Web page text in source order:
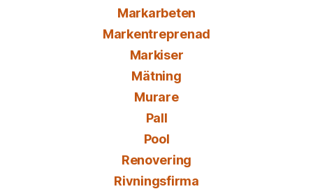
Markarbeten
Markentreprenad
Markiser
Mätning
Murare
Pall
Pool
Renovering
Rivningsfirma